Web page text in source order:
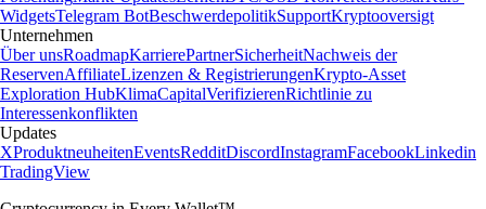
WidgetsTelegram BotBeschwerdepolitikSupportKryptooversigt
Unternehmen
Über unsRoadmapKarrierePartnerSicherheitNachweis der
ReservenAffiliateLizenzen & RegistrierungenKrypto-Asset
Exploration HubKlimaCapitalVerifizierenRichtlinie zu
Interessenkonflikten
Updates
XProduktneuheitenEventsRedditDiscordInstagramFacebookLinkedin
TradingView